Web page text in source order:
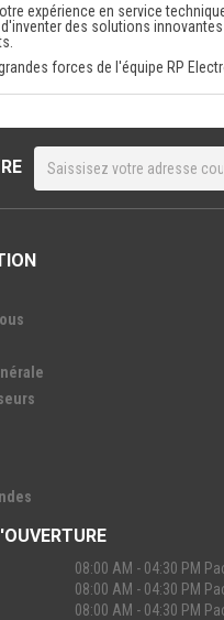
expérience en service
des solutions
forces de l'équipe RP
08:00 AM - 04:30 PM
08:00 AM - 04:30 PM
08:00 AM - 04:30 PM